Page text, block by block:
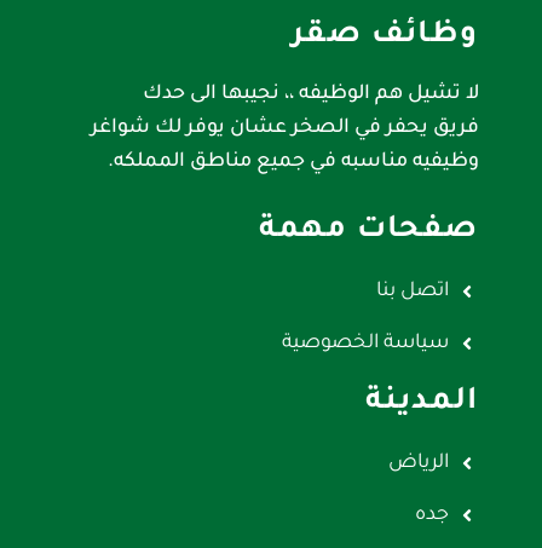
وظائف صقر
لا تشيل هم الوظيفه ،، نجيبها الى حدك
فريق يحفر في الصخر عشان يوفر لك شواغر
وظيفيه مناسبه في جميع مناطق المملكه.
صفحات مهمة
اتصل بنا
سياسة الخصوصية
المدينة
الرياض
جده